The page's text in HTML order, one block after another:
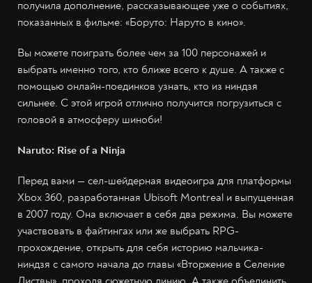
получила дополнение, рассказывающее уже о событиях,
показанных в фильме: «Боруто: Наруто в кино».
Вы можете поиграть более чем за 100 персонажей и
выбрать именно того, кто ближе всего к душе. А также с
помощью онлайн-поединков узнать, кто из ниндзя
сильнее. С этой игрой отлично получится погрузиться с
головой в атмосферу шиноби!
Naruto: Rise of a Ninja
Перед вами — сел-шейдерная видеоигра для платформы
Xbox 360, разработанная Ubisoft Montreal и выпущенная
в 2007 году. Она включает в себя два режима. Вы можете
участвовать в файтингах или же выбрать RPG-
прохождение, открыть для себя историю мальчика-
ниндзя с самого начала до главы «Вторжение в Селение